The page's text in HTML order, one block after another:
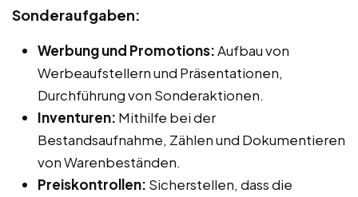
Sonderaufgaben:
Werbung und Promotions:Aufbau von
Werbeaufstellern und Präsentationen,
Durchführung von Sonderaktionen.
Inventuren: Mithilfe bei der
Bestandsaufnahme, Zählen und Dokumentieren
von Warenbeständen.
Preiskontrollen: Sicherstellen, dass die